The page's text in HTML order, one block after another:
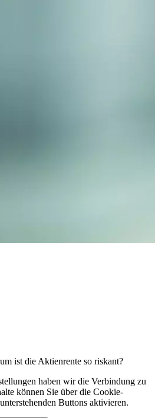
ist die Aktienrente so riskant?
haben wir die Verbindung zu
können Sie über die Cookie-
Buttons aktivieren.